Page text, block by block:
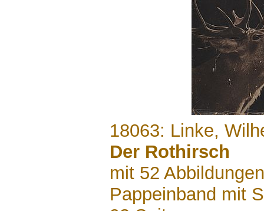
18063: Linke,
Der Rothirsch
mit 52
Pappeinband mit